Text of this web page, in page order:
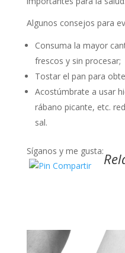
Algunos consejos para
Consuma la mayor
frescos y sin procesar;
Tostar el pan para
Acostúmbrate a usar
rábano picante, etc.
sal.
Síganos y me gusta: